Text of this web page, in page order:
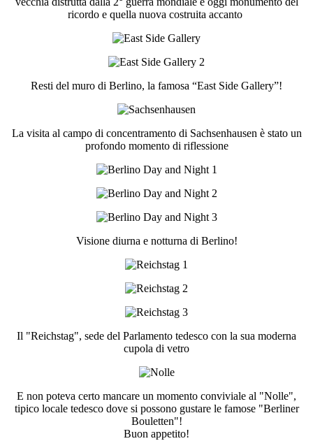
ricordo e quella nuova costruita accanto
Resti del muro di Berlino, la famosa “East Side Gallery”!
La visita al campo di concentramento di Sachsenhausen è stato un
profondo momento di riflessione
Visione diurna e notturna di Berlino!
Il "Reichstag", sede del Parlamento tedesco con la sua moderna
cupola di vetro
E non poteva certo mancare un momento conviviale al "Nolle",
tipico locale tedesco dove si possono gustare le famose "Berliner
Bouletten"!
Buon appetito!